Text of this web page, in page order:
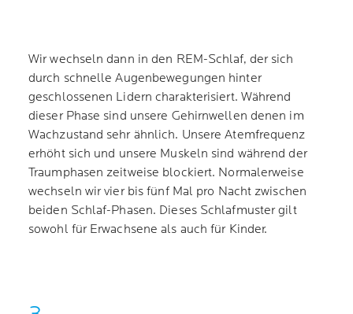
Wir wechseln dann in den REM-Schlaf, der sich
durch schnelle Augenbewegungen hinter
geschlossenen Lidern charakterisiert. Während
dieser Phase sind unsere Gehirnwellen denen im
Wachzustand sehr ähnlich. Unsere Atemfrequenz
erhöht sich und unsere Muskeln sind während der
Traumphasen zeitweise blockiert. Normalerweise
wechseln wir vier bis fünf Mal pro Nacht zwischen
beiden Schlaf-Phasen. Dieses Schlafmuster gilt
sowohl für Erwachsene als auch für Kinder.